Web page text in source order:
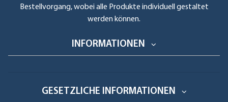
Bestellvorgang, wobei alle Produkte individuell gestaltet
werden können.
INFORMATIONEN
GESETZLICHE INFORMATIONEN